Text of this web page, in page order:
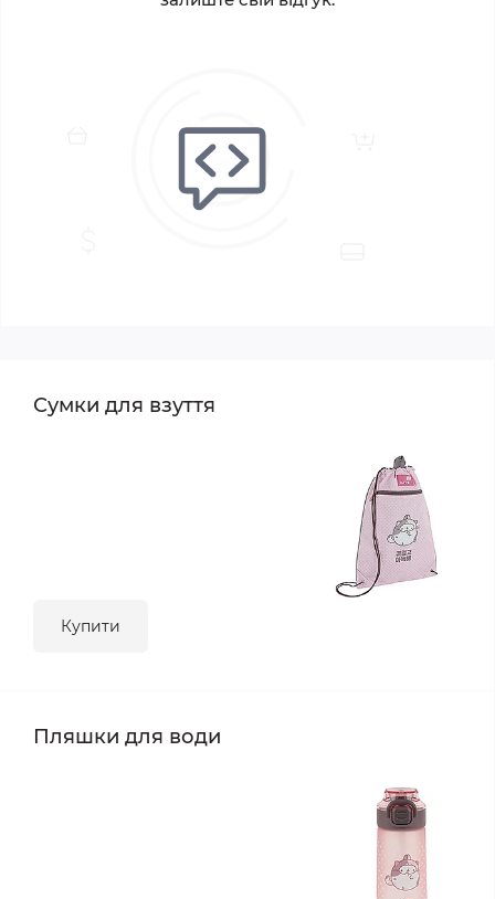
Сумки для взуття
Купити
Пляшки для води